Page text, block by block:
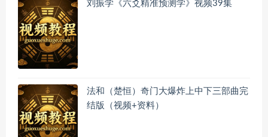
刘振学《六爻精准预测学》视频39集
法和（楚恒）奇门大爆炸上中下三部曲完
结版（视频+资料）